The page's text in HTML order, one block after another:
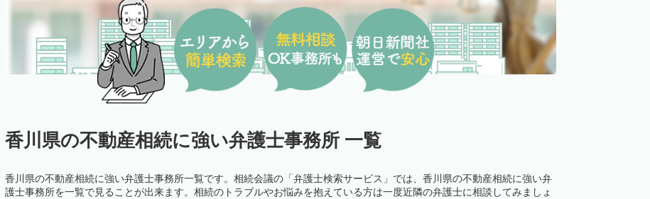
香川県の不動産相続に強い弁護士事務所 一覧
香川県の不動産相続に強い弁護士事務所一覧です。相続会議の「弁護士検索サービス」では、香川県の不動産相続に強い弁
護士事務所を一覧で見ることが出来ます。相続のトラブルやお悩みを抱えている方は一度近隣の弁護士に相談してみましょ